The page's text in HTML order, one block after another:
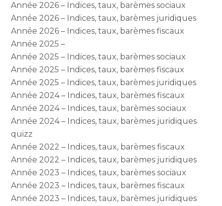
Année 2026 – Indices, taux, barèmes sociaux
Année 2026 – Indices, taux, barèmes juridiques
Année 2026 – Indices, taux, barèmes fiscaux
Année 2025 –
Année 2025 – Indices, taux, barèmes sociaux
Année 2025 – Indices, taux, barèmes fiscaux
Année 2025 – Indices, taux, barèmes juridiques
Année 2024 – Indices, taux, barèmes fiscaux
Année 2024 – Indices, taux, barèmes sociaux
Année 2024 – Indices, taux, barèmes juridiques
quizz
Année 2022 – Indices, taux, barèmes fiscaux
Année 2022 – Indices, taux, barèmes juridiques
Année 2023 – Indices, taux, barèmes sociaux
Année 2023 – Indices, taux, barèmes fiscaux
Année 2023 – Indices, taux, barèmes juridiques